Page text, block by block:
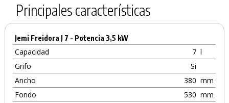
Principales características
Jemi Freidora J 7 - Potencia 3,5 kW
Capacidad 7 l
Grifo
Si
Ancho
380 mm
Fondo
530 mm